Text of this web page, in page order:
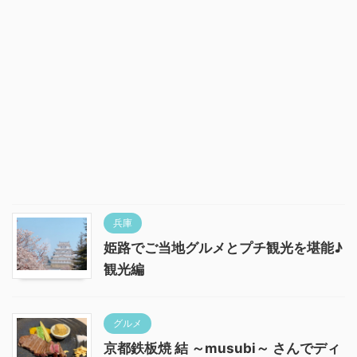
兵庫
姫路でご当地グルメとプチ観光を堪能♪
観光編
グルメ
京都鉄板焼 結 ～musubi～ さんでディ